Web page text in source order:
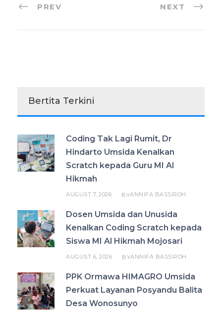
PREV NEXT
Bertita Terkini
Coding Tak Lagi Rumit, Dr
Hindarto Umsida Kenalkan
Scratch kepada Guru MI Al
Hikmah
AUGUST 7, 2026 BYANNIFA BASSIROH
Dosen Umsida dan Unusida
Kenalkan Coding Scratch kepada
Siswa MI Al Hikmah Mojosari
AUGUST 6, 2026 BYANNIFA BASSIROH
PPK Ormawa HIMAGRO Umsida
Perkuat Layanan Posyandu Balita
Desa Wonosunyo